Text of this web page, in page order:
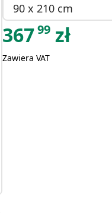
90 x 210 cm
36799 zł
Zawiera VAT